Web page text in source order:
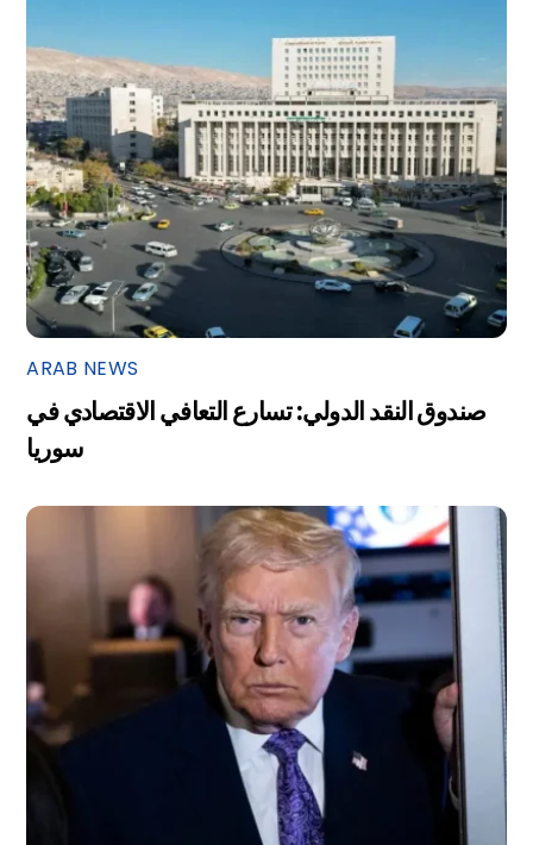
ARAB NEWS
صندوق النقد الدولي: تسارع التعافي الاقتصادي في
سوريا